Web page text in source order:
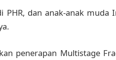
PHR, dan anak-anak muda
penerapan Multistage